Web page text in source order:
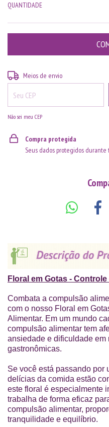
QUANTIDADE
Entregas para o CEP:
Meios de envio
Não sei meu CEP
Compra protegida
Seus dados protegidos durante
Floral em Gotas -
Combata a compulsão
com o nosso Floral em
Alimentar. Em um mundo
compulsão alimentar tem
ansiedade e dificuldade em
gastronômicas.
Se você está passando por
delícias da comida estão
este floral é especialmente
trabalha de forma eficaz
compulsão alimentar,
tranquilidade e equilíbrio.